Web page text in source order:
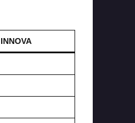
INNOVA